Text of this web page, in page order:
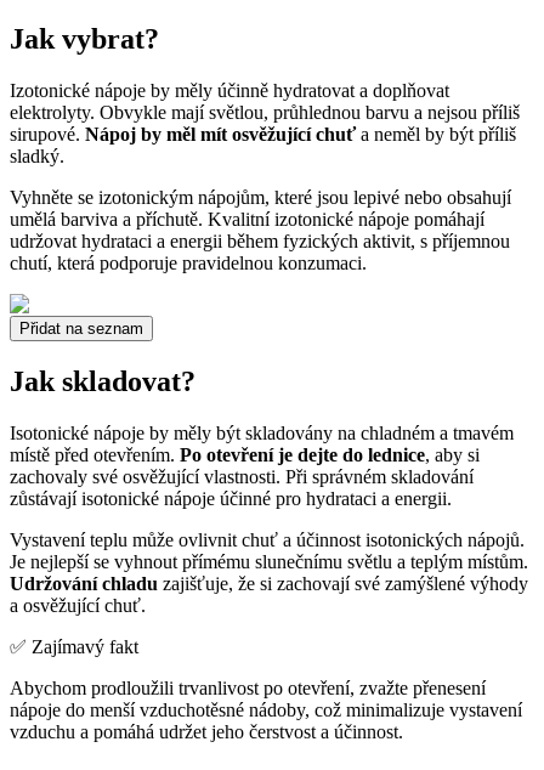
Jak vybrat?
Izotonické nápoje by měly účinně hydratovat a doplňovat
elektrolyty. Obvykle mají světlou, průhlednou barvu a nejsou příliš
sirupové. Nápoj by měl mít osvěžující chuťa neměl by být příliš
sladký.
Vyhněte se izotonickým nápojům, které jsou lepivé nebo obsahují
umělá barviva a příchutě. Kvalitní izotonické nápoje pomáhají
udržovat hydrataci a energii během fyzických aktivit, s příjemnou
chutí, která podporuje pravidelnou konzumaci.
Přidat na seznam
Jak skladovat?
Isotonické nápoje by měly být skladovány na chladném a tmavém
místě před otevřením. Po otevření je dejte do lednice, aby si
zachovaly své osvěžující vlastnosti. Při správném skladování
zůstávají isotonické nápoje účinné pro hydrataci a energii.
Vystavení teplu může ovlivnit chuť a účinnost isotonických nápojů.
Je nejlepší se vyhnout přímému slunečnímu světlu a teplým místům.
Udržování chladu zajišťuje, že si zachovají své zamýšlené výhody
a osvěžující chuť.
✅ Zajímavý fakt
Abychom prodloužili trvanlivost po otevření, zvažte přenesení
nápoje do menší vzduchotěsné nádoby, což minimalizuje vystavení
vzduchu a pomáhá udržet jeho čerstvost a účinnost.